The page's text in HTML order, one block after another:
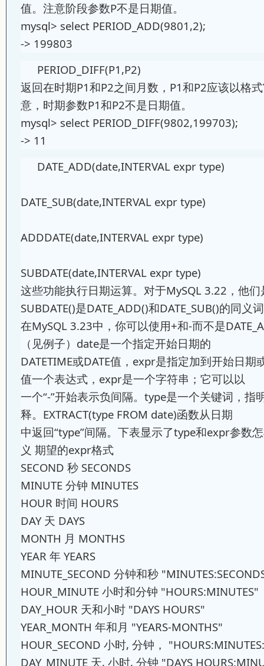
值。注意阶段参数P不是日期值。
mysql> select PERIOD_ADD(9801,2);
-> 199803
PERIOD_DIFF(P1,P2)
返回在时期P1和P2之间月数，P1和P2应该以格
意，时期参数P1和P2不是日期值。
mysql> select PERIOD_DIFF(9802,199703);
-> 11
DATE_ADD(date,INTERVAL expr type)
DATE_SUB(date,INTERVAL expr type)
ADDDATE(date,INTERVAL expr type)
SUBDATE(date,INTERVAL expr type)
这些功能执行日期运算。对于MySQL 3.22，他们
SUBDATE()是DATE_ADD()和DATE_SUB()的同义
在MySQL 3.23中，你可以使用+和-而不是
（见例子）date是一个指定开始日期的
DATETIME或DATE值，expr是指定加到开始日
值一个表达式，expr是一个字符串；它可以以
一个“-”开始表示负间隔。type是一个关键词，指
释。EXTRACT(type FROM date)函数从日期
中返回“type”间隔。下表显示了type和expr参数
义 期望的expr格式
SECOND 秒 SECONDS
MINUTE 分钟 MINUTES
HOUR 时间 HOURS
DAY 天 DAYS
MONTH 月 MONTHS
YEAR 年 YEARS
MINUTE_SECOND 分钟和秒
HOUR_MINUTE 小时和分钟 "HOURS:MINUTES"
DAY_HOUR 天和小时 "DAYS HOURS"
YEAR_MONTH 年和月 "YEARS-MONTHS"
HOUR_SECOND 小时, 分钟，
DAY_MINUTE 天, 小时, 分钟 "DAYS